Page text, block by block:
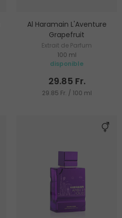
Al Haramain L'Aventure
Grapefruit
Extrait de Parfum
100 ml
disponible
29.85 Fr.
29.85 Fr. / 100 ml